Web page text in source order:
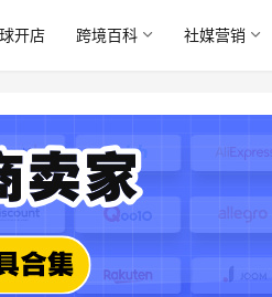
开店 跨境百科 社媒营销